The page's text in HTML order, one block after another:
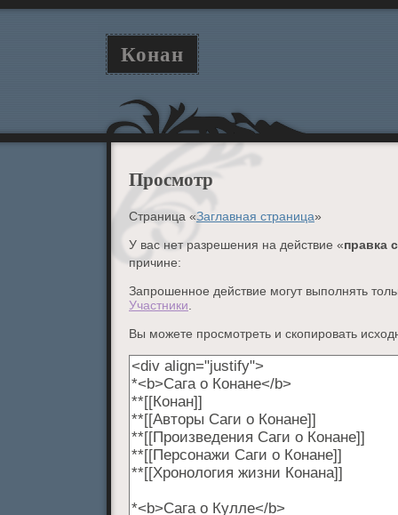
Конан
Просмотр
Страница «Заглавная страница»
У вас нет разрешения на действие «правка
причине:
Запрошенное действие могут выполнять
Участники
Вы можете просмотреть и скопировать